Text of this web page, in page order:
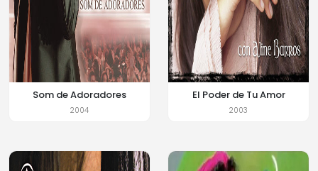
Som de Adoradores
2004
El Poder de Tu Amor
2003